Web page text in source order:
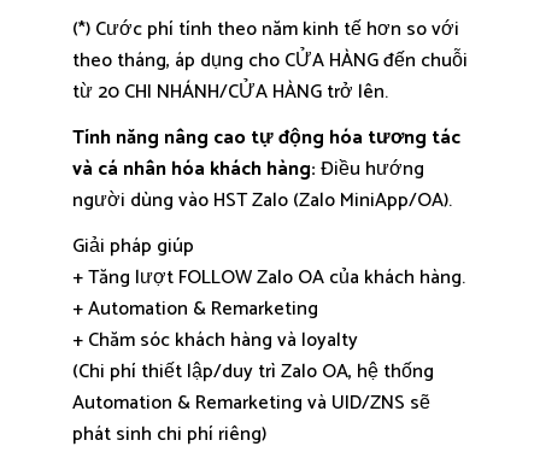
(*) Cước phí tính theo năm kinh tế hơn so với
theo tháng, áp dụng cho CỬA HÀNG đến chuỗi
từ 20 CHI NHÁNH/CỬA HÀNG trở lên.
Tính năng nâng cao tự động hóa tương tác
và cá nhân hóa khách hàng:Điều hướng
người dùng vào HST Zalo (Zalo MiniApp/OA).
Giải pháp giúp
+ Tăng lượt FOLLOW Zalo OA của khách hàng.
+ Automation & Remarketing
+ Chăm sóc khách hàng và loyalty
(Chi phí thiết lập/duy trì Zalo OA, hệ thống
Automation & Remarketing và UID/ZNS sẽ
phát sinh chi phí riêng)